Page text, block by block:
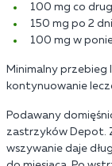
100 mg co
150 mg po 2
100 mg w
Minimalny przebieg
kontynuowanie
Podawany
zastrzyków Depot.
wszywanie daje